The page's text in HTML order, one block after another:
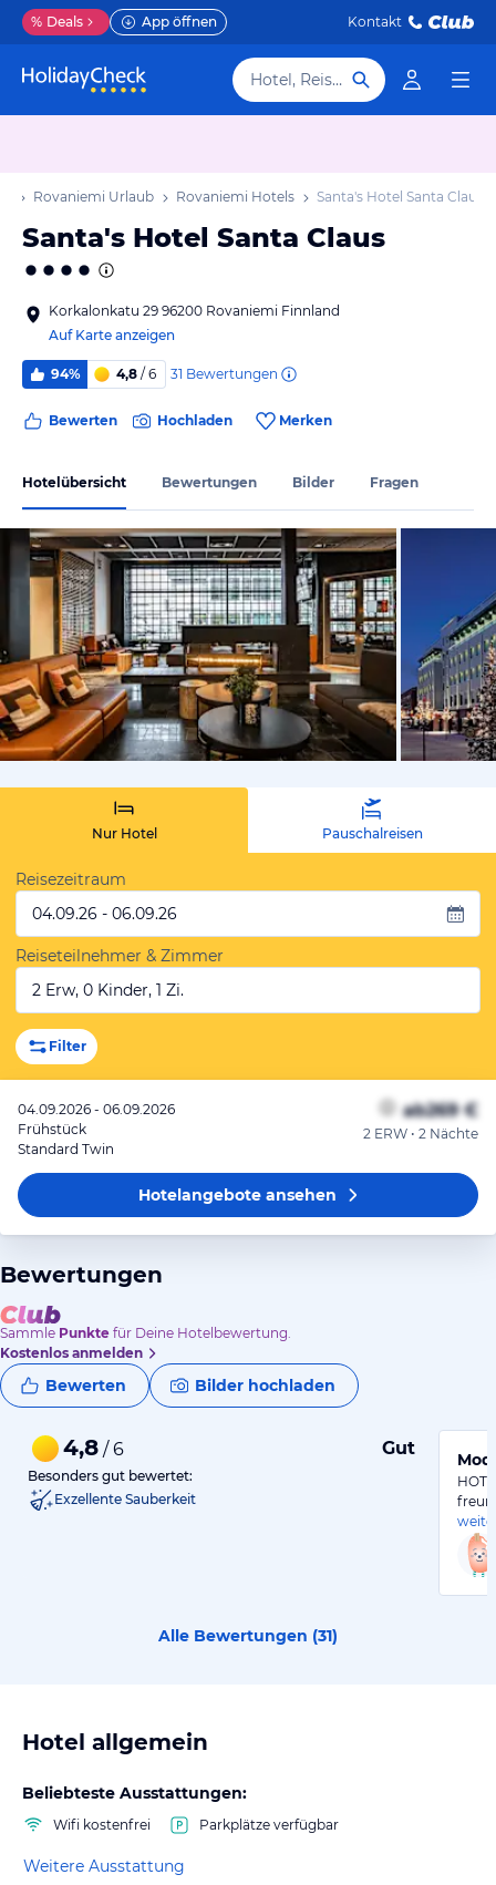
% Deals App öffnen Kontakt
Hotel, Reiseziel
Rovaniemi Urlaub Rovaniemi Hotels Santa's Hotel Santa Claus
Santa's Hotel Santa Claus
Korkalonkatu 29 96200 Rovaniemi Finnland
Auf Karte anzeigen
94% 4,8 / 6 31 Bewertungen
Bewerten Hochladen Merken
Hotelübersicht Bewertungen Bilder Fragen
von
Nur Hotel Pauschalreisen
Reisezeitraum
04.09.26 - 06.09.26
Reiseteilnehmer & Zimmer
2 Erw, 0 Kinder, 1 Zi.
Filter
04.09.2026 - 06.09.2026
Frühstück
Standard Twin
ab269 €
2 ERW • 2 Nächte
Hotelangeboteansehen
Bewertungen
Sammle Punkte für Deine Hotelbewertung.
Kostenlos anmelden
Bewerten Bilder hochladen
4,8 / 6 Gut
Besonders gut bewertet:
Exzellente Sauberkeit
Alle Bewertungen (31)
Hotel allgemein
Beliebteste Ausstattungen:
Wifi kostenfrei Parkplätze verfügbar
Weitere Ausstattung